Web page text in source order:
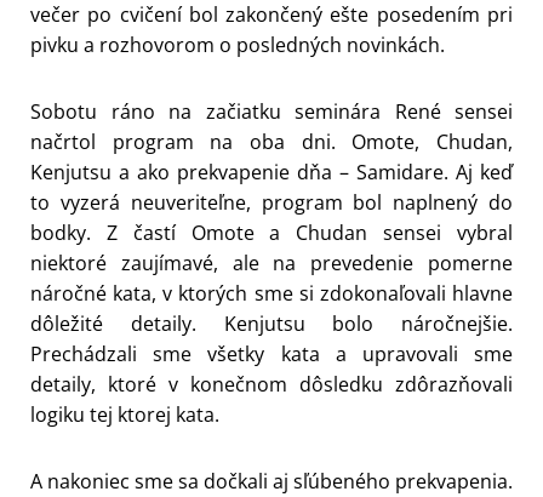
večer po cvičení bol zakončený ešte posedením pri
pivku a rozhovorom o posledných novinkách.
Sobotu ráno na začiatku seminára René sensei
načrtol program na oba dni. Omote, Chudan,
Kenjutsu a ako prekvapenie dňa – Samidare. Aj keď
to vyzerá neuveriteľne, program bol naplnený do
bodky. Z častí Omote a Chudan sensei vybral
niektoré zaujímavé, ale na prevedenie pomerne
náročné kata, v ktorých sme si zdokonaľovali hlavne
dôležité detaily. Kenjutsu bolo náročnejšie.
Prechádzali sme všetky kata a upravovali sme
detaily, ktoré v konečnom dôsledku zdôrazňovali
logiku tej ktorej kata.
A nakoniec sme sa dočkali aj sľúbeného prekvapenia.